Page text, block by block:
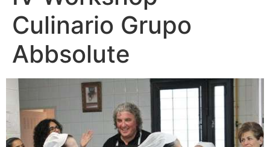
Culinario Grupo
Abbsolute